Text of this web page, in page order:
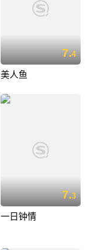
7.4
美人鱼
7.3
一日钟情